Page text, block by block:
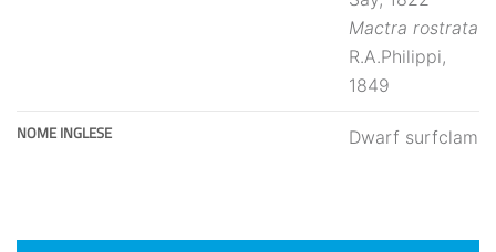
Mactra rostrata
R.A.Philippi,
1849
NOME INGLESE Dwarf surfclam